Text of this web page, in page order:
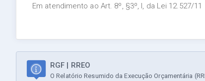
Em atendimento ao Art. 8º, §3º, I, da Lei 12.527/11
RGF | RREO
O Relatório Resumido da Execução Orçamentária